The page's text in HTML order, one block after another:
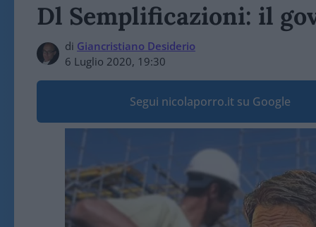
Dl Semplificazioni: il
di Giancristiano Desiderio
6 Luglio 2020, 19:30
Segui nicolaporro.it su Google